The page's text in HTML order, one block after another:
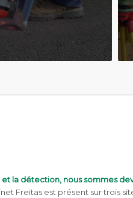
la détection, nous sommes
Freitas est présent sur trois